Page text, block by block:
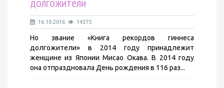
16.10.2016 14375
Но звание «Книга рекордов гиннеса
долгожители» в 2014 году принадлежит
женщине из Японии Мисао Окава. В 2014 году
она отпраздновала День рождения в 116 раз...